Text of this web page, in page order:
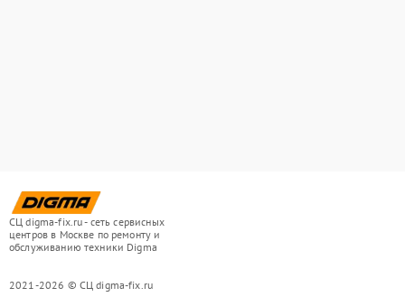
СЦ digma-fix.ru - сеть сервисных
центров в Москве по ремонту и
обслуживанию техники Digma
2021-2026 © СЦ digma-fix.ru